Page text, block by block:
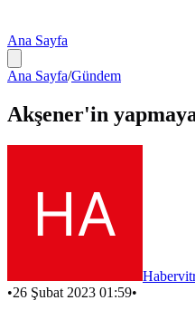
Ana Sayfa
Ana Sayfa/Gündem
Akşener'in
•26 Şubat 2023 01:59•